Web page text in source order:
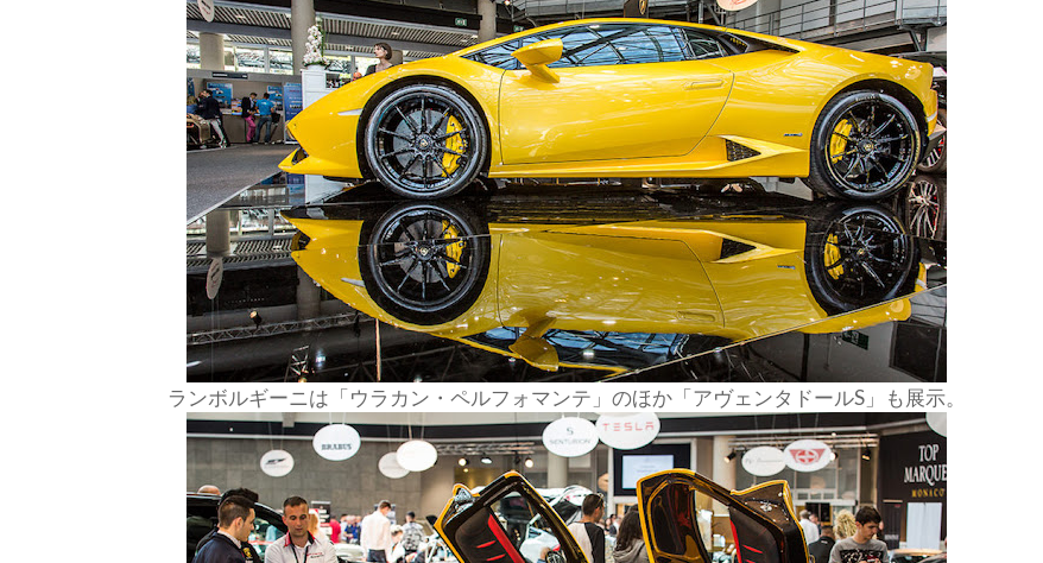
ランボルギーニは「ウラカン・ペルフォマンテ」のほか「アヴェンタドールS」も展示。